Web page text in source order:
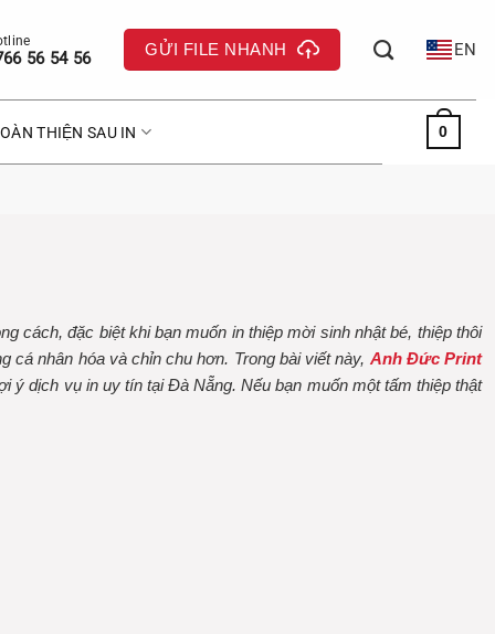
56 54 56 GỬI FILE NHANH EN
THIỆN SAU IN 0
cách, đặc biệt khi bạn muốn in thiệp mời sinh nhật bé, thiệp thôi
cá nhân hóa và chỉn chu hơn. Trong bài viết này, Anh Đức Print
ý dịch vụ in uy tín tại Đà Nẵng. Nếu bạn muốn một tấm thiệp thật